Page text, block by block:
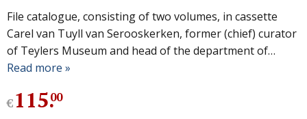
File catalogue, consisting of two volumes, in cassette
Carel van Tuyll van Serooskerken, former (chief) curator
of Teylers Museum and head of the department of…
Read more »
€115.
00